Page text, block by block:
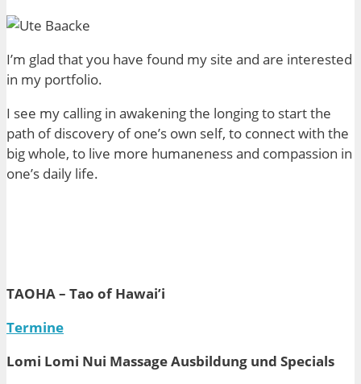
I’m glad that you have found my site and are interested
in my portfolio.
I see my calling in awakening the longing to start the
path of discovery of one’s own self, to connect with the
big whole, to live more humanenessand compassion in
one’s daily life.
TAOHA – Tao of Hawai’i
Termine
Lomi Lomi Nui Massage Ausbildung und Specials